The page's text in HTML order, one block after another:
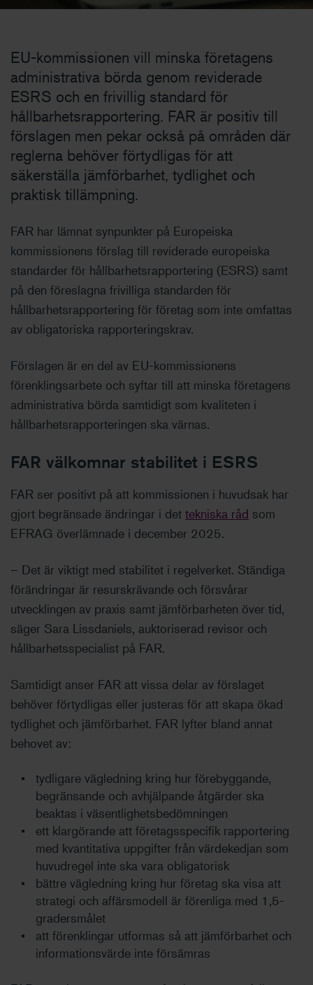
EU-kommissionen vill minska företagens
administrativa börda genom reviderade
ESRS och en frivillig standard för
hållbarhetsrapportering. FAR är positiv till
förslagen men pekar också på områden där
reglerna behöver förtydligas för att
säkerställa jämförbarhet, tydlighet och
praktisk tillämpning.
FAR har lämnat synpunkter på Europeiska
kommissionens förslag till reviderade europeiska
standarder för hållbarhetsrapportering (ESRS) samt
på den föreslagna frivilliga standarden för
hållbarhetsrapportering för företag som inte omfattas
av obligatoriska rapporteringskrav.
Förslagen är en del av EU-kommissionens
förenklingsarbete och syftar till att minska företagens
administrativa börda samtidigt som kvaliteten i
hållbarhetsrapporteringen ska värnas.
FAR välkomnar stabilitet i ESRS
FAR ser positivt på att kommissionen i huvudsak har
gjort begränsade ändringar i det tekniska råd som
EFRAG överlämnade i december 2025.
– Det är viktigt med stabilitet i regelverket. Ständiga
förändringar är resurskrävande och försvårar
utvecklingen av praxis samt jämförbarheten över tid,
säger Sara Lissdaniels, auktoriserad revisor och
hållbarhetsspecialist på FAR.
Samtidigt anser FAR att vissa delar av förslaget
behöver förtydligas eller justeras för att skapa ökad
tydlighet och jämförbarhet. FAR lyfter bland annat
behovet av:
tydligare vägledning kring hur förebyggande,
begränsande och avhjälpande åtgärder ska
beaktas i väsentlighetsbedömningen
ett klargörande att företagsspecifik rapportering
med kvantitativa uppgifter från värdekedjan som
huvudregel inte ska vara obligatorisk
bättre vägledning kring hur företag ska visa att
strategi och affärsmodell är förenliga med 1,5-
gradersmålet
att förenklingar utformas så att jämförbarhet och
informationsvärde inte försämras